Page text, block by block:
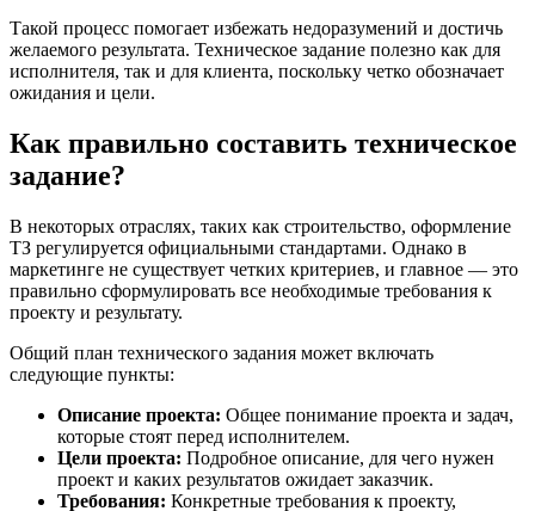
Такой процесс помогает избежать недоразумений и достичь
желаемого результата. Техническое задание полезно как для
исполнителя, так и для клиента, поскольку четко обозначает
ожидания и цели.
Как правильно составить техническое
задание?
В некоторых отраслях, таких как строительство, оформление
ТЗ регулируется официальными стандартами. Однако в
маркетинге не существует четких критериев, и главное — это
правильно сформулировать все необходимые требования к
проекту и результату.
Общий план технического задания может включать
следующие пункты:
Описание проекта: Общее понимание проекта и задач,
которые стоят перед исполнителем.
Цели проекта: Подробное описание, для чего нужен
проект и каких результатов ожидает заказчик.
Требования: Конкретные требования к проекту,